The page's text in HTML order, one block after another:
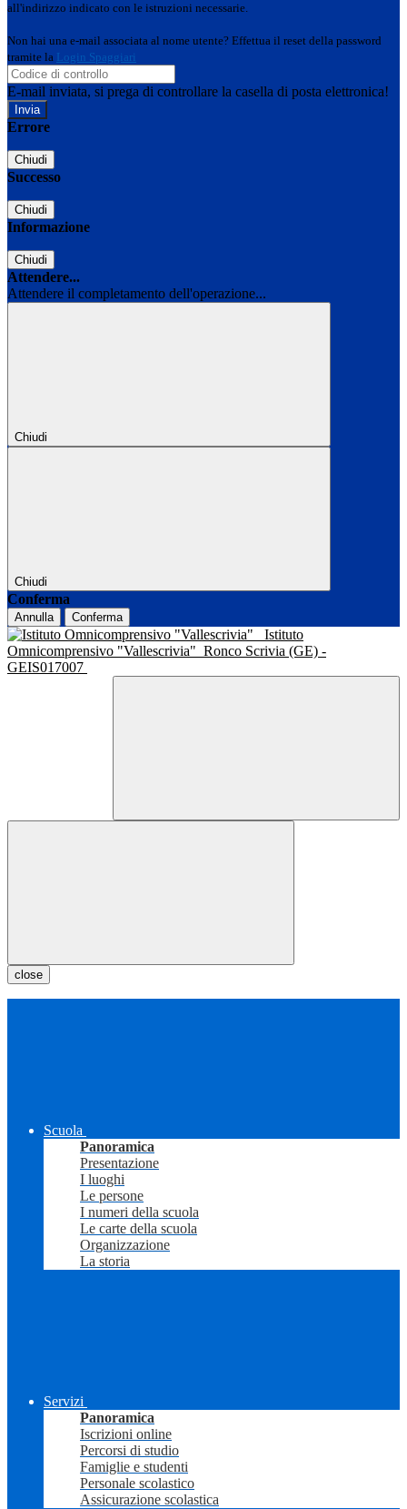
all'indirizzo indicato con le istruzioni necessarie.
Non hai una e-mail associata al nome utente? Effettua il reset della password
tramite la Login Spaggiari
E-mail inviata, si prega di controllare la casella di posta elettronica!
Errore
Chiudi
Successo
Chiudi
Informazione
Chiudi
Attendere...
Attendere il completamento dell'operazione...
Chiudi
Chiudi
Conferma
Annulla Conferma
Istituto
Omnicomprensivo "Vallescrivia" Ronco Scrivia (GE) -
GEIS017007
close
Scuola
Panoramica
Presentazione
I luoghi
Le persone
I numeri della scuola
Le carte della scuola
Organizzazione
La storia
Servizi
Panoramica
Iscrizioni online
Percorsi di studio
Famiglie e studenti
Personale scolastico
Assicurazione scolastica